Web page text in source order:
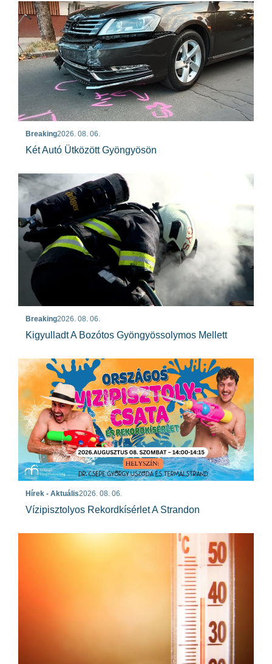
Breaking2026. 08. 06.
Két Autó Ütközött Gyöngyösön
Breaking2026. 08. 06.
Kigyulladt A Bozótos Gyöngyössolymos Mellett
Hírek - Aktuális2026. 08. 06.
Vízipisztolyos Rekordkísérlet A Strandon